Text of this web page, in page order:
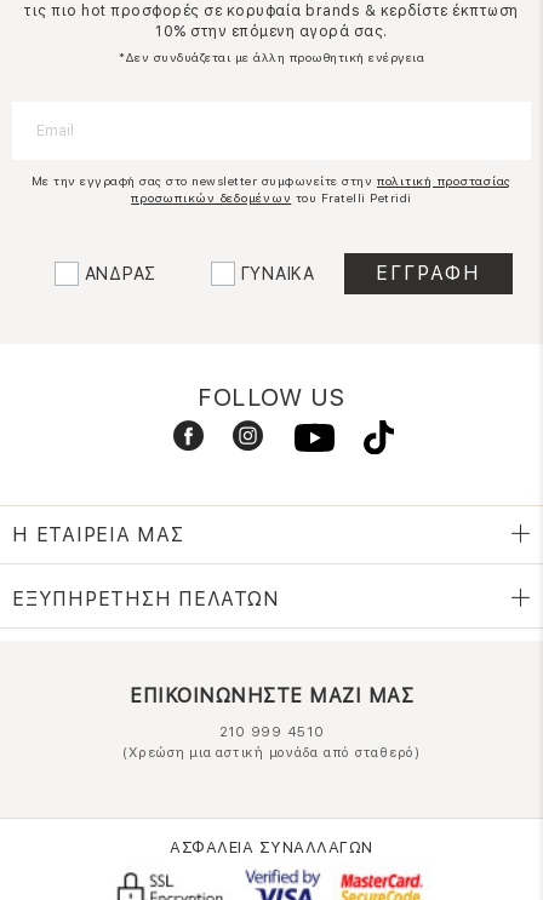
τις πιο hot προσφορές σε κορυφαία brands & κερδίστε έκπτωση
10% στην επόμενη αγορά σας.
*Δεν συνδυάζεται με άλλη προωθητική ενέργεια
Με την εγγραφή σας στο newsletter συμφωνείτε στην πολιτική προστασίας
προσωπικών δεδομένων του Fratelli Petridi
ΑΝΔΡΑΣ ΓΥΝΑΙΚΑ
FOLLOW US
Η ΕΤΑΙΡΕΙΑ ΜΑΣ
ΕΞΥΠΗΡΕΤΗΣΗ ΠΕΛΑΤΩΝ
ΕΠΙΚΟΙΝΩΝΗΣΤΕ ΜΑΖΙ ΜΑΣ
210 999 4510
(Χρεώση μια αστική μονάδα από σταθερό)
ΑΣΦΑΛΕΙΑ ΣΥΝΑΛΛΑΓΩΝ